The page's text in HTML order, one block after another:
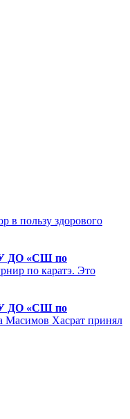
в пользу здорового
ДО «СШ по
по каратэ. Это
ДО «СШ по
Масимов Хасрат принял